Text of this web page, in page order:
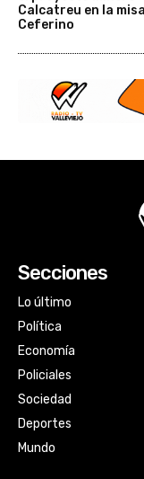
Calcatreu en la
Ceferino
Secciones
Lo último
Política
Economía
Policiales
Sociedad
Deportes
Mundo